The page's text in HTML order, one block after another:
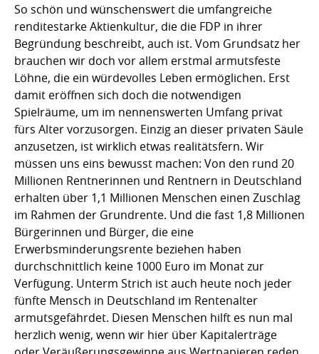
So schön und wünschenswert die umfangreiche
renditestarke Aktienkultur, die die FDP in ihrer
Begründung beschreibt, auch ist. Vom Grundsatz her
brauchen wir doch vor allem erstmal armutsfeste
Löhne, die ein würdevolles Leben ermöglichen. Erst
damit eröffnen sich doch die notwendigen
Spielräume, um im nennenswerten Umfang privat
fürs Alter vorzusorgen. Einzig an dieser privaten Säule
anzusetzen, ist wirklich etwas realitätsfern. Wir
müssen uns eins bewusst machen: Von den rund 20
Millionen Rentnerinnen und Rentnern in Deutschland
erhalten über 1,1 Millionen Menschen einen Zuschlag
im Rahmen der Grundrente. Und die fast 1,8 Millionen
Bürgerinnen und Bürger, die eine
Erwerbsminderungsrente beziehen haben
durchschnittlich keine 1000 Euro im Monat zur
Verfügung. Unterm Strich ist auch heute noch jeder
fünfte Mensch in Deutschland im Rentenalter
armutsgefährdet. Diesen Menschen hilft es nun mal
herzlich wenig, wenn wir hier über Kapitalerträge